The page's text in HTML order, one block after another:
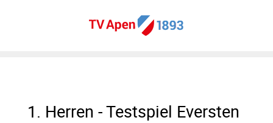
1. Herren - Testspiel Eversten